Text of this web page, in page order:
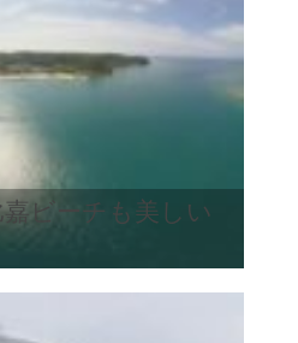
ビーチも美しい